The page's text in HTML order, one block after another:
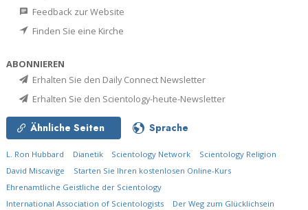
Feedback zur Website
Finden Sie eine Kirche
ABONNIEREN
Erhalten Sie den Daily Connect Newsletter
Erhalten Sie den Scientology-heute-Newsletter
Ähnliche Seiten Sprache
L. Ron Hubbard Dianetik Scientology Network
Scientology Religion
David Miscavige
Starten Sie Ihren kostenlosen Online-Kurs
Ehrenamtliche Geistliche der Scientology
International Association of Scientologists
Der Weg zum Glücklichsein